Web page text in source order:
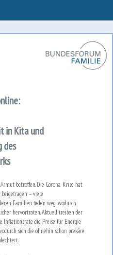
in Kita und
des
betroffen. Die Corona-Krise hat
– viele
Familien fielen weg, wodurch
hervortraten. Aktuell treiben der
Inflationsrate die Preise für Energie
sich die ohnehin schon prekäre